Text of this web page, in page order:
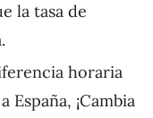
la tasa de
horaria
¡Cambia